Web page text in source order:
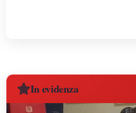
In evidenza